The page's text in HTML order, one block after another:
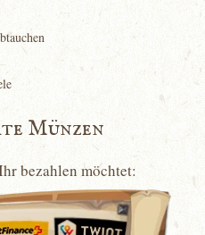
Münzen
bezahlen möchtet: